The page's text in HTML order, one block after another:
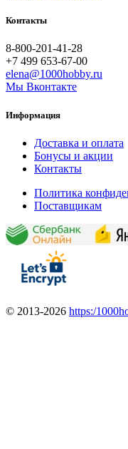
Контакты
8-800-201-41-28
+7 499 653-67-00
elena@1000hobby.ru
Мы Вконтакте
Информация
Доставка и оплата
Бонусы и акции
Контакты
Политика
Поставщикам
© 2013-2026 https:/